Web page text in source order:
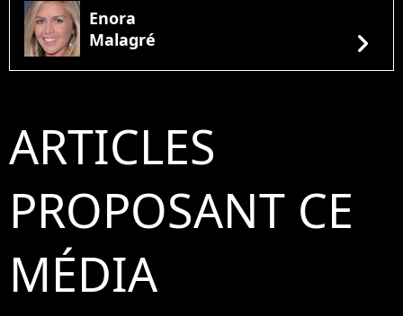
Enora
Malagré
chevron_right
ARTICLES
PROPOSANT CE
MÉDIA